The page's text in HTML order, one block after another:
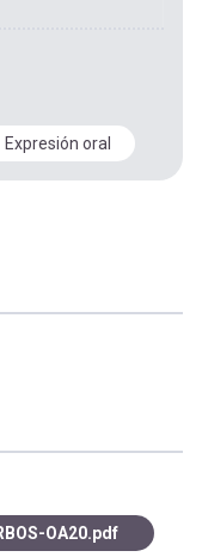
Expresión oral
OA20.pdf